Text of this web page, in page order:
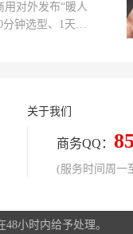
用对外发布“暖人
钟选型、1天交
控，为用户升
的智慧建筑体
关于我们
商务QQ：
(服务时间周一
48小时内给予处理。